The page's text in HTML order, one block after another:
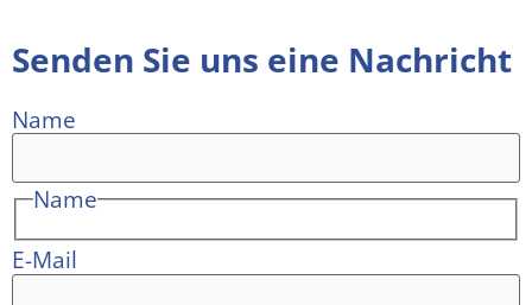
Senden Sie uns eine Nachricht
Name
Name
E-Mail